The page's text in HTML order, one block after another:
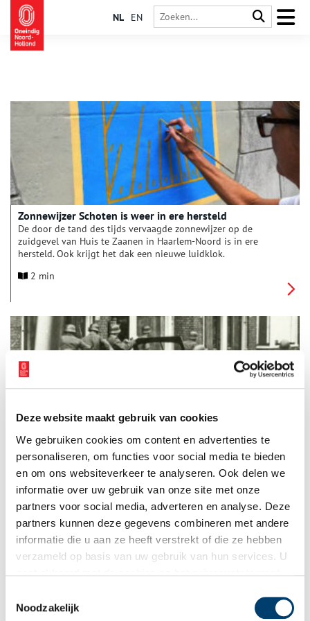
Deze website maakt gebruik van cookies
We gebruiken cookies om content en advertenties te
personaliseren, om functies voor social media te bieden
en om ons websiteverkeer te analyseren. Ook delen we
informatie over uw gebruik van onze site met onze
partners voor social media, adverteren en analyse. Deze
partners kunnen deze gegevens combineren met andere
informatie die u aan ze heeft verstrekt of die ze hebben
verzameld op basis van uw gebruik van hun services. U
Noodzakelijk
NL EN
Zonnewijzer Schoten is weer in ere hersteld
De door de tand des tijds vervaagde zonnewijzer op de
zuidgevel van Huis te Zaanen in Haarlem-Noord is in ere
hersteld. Ook krijgt het dak een nieuwe luidklok.
2 min
Stichting Historisch Schoten (Haarlem-Noord) heeft een boekje
uitgebracht met ruim honderd bijzondere zwart-wit foto’s over
Haarlem in de Tweede Wereldoorlog. De foto’s geven vooral
een beeld van het laatste oorlogsjaar en de bevrijding van
Haarlem en omstreken. Ton van Beelen, bestuurslid van de
stichting, stelde het boekje samen.